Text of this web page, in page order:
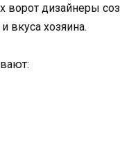
ворот дизайнеры
вкуса хозяина.